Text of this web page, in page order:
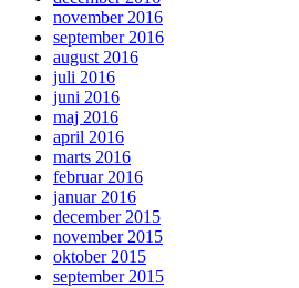
november 2016
september 2016
august 2016
juli 2016
juni 2016
maj 2016
april 2016
marts 2016
februar 2016
januar 2016
december 2015
november 2015
oktober 2015
september 2015